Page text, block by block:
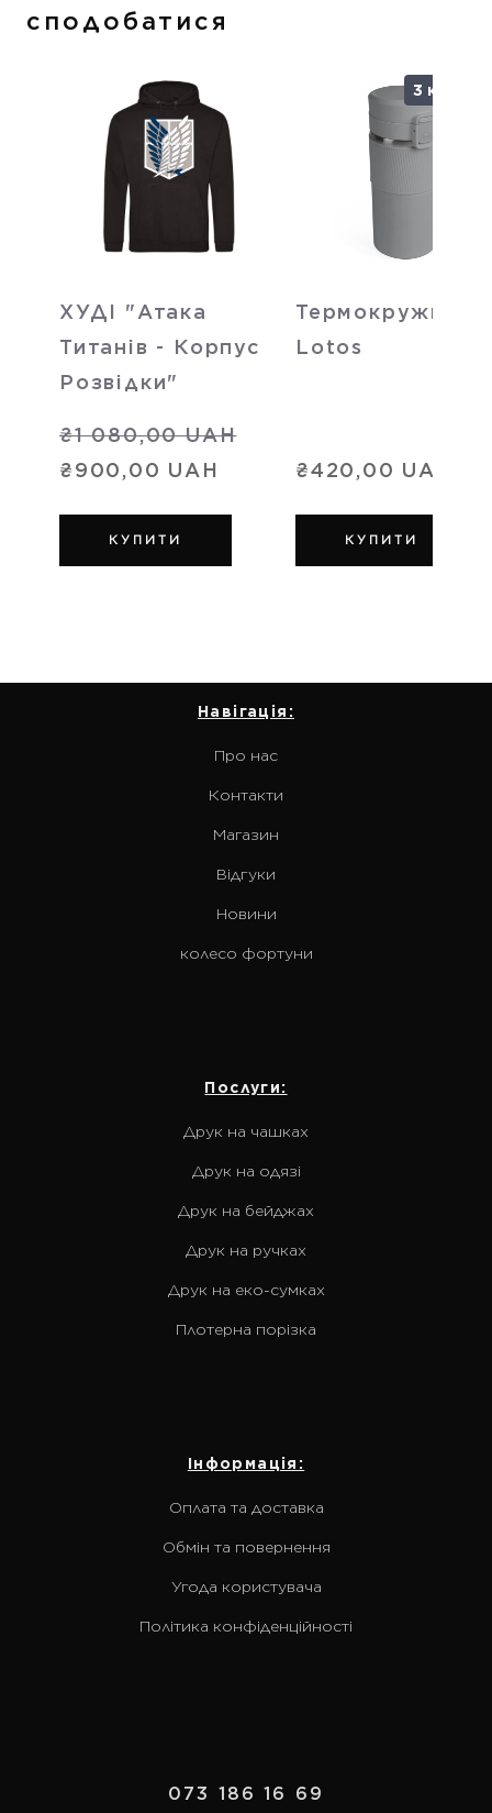
сподобатися
ХУДІ "Атака
Титанів - Корпус
Розвідки"
₴1 080,00 UAH
₴900,00 UAH
КУПИТИ
3
Термокружка
Lotos
₴420,00 UAH
КУПИТИ
Навігація:
Про нас
Контакти
Магазин
Відгуки
Новини
колесо фортуни
Послуги:
Друк на чашках
Друк на одязі
Друк на бейджах
Друк на ручках
Друк на еко-сумках
Плотерна порізка
Інформація:
Оплата та доставка
Обмін та повернення
Угода користувача
Політика конфіденційності
073 186 16 69